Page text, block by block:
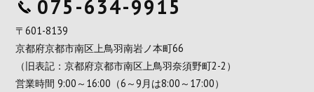
075-634-9915
〒601-8139
京都府京都市南区上鳥羽南岩ノ本町66
（旧表記：京都府京都市南区上鳥羽奈須野町2-2）
営業時間 9:00～16:00（6～9月は8:00～17:00）